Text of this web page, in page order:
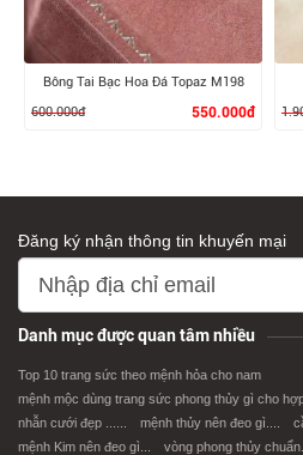
XEM CHI TIẾT
Bông Tai Bạc Hoa Đá Topaz M198
600.000đ
550.000đ
Đăng ký nhận thông tin khuyến mại
Danh mục được quan tâm nhiều
Top 10 trang sức theo mệnh hỏa cho nam
mệnh mộc dùng trang sức phong thủy gì cho
nhẫn cưới đẹp ......
mệnh thủy nên đeo gì....
mệnh Kim nên đeo gì...
vòng phong thủy chuẩn...